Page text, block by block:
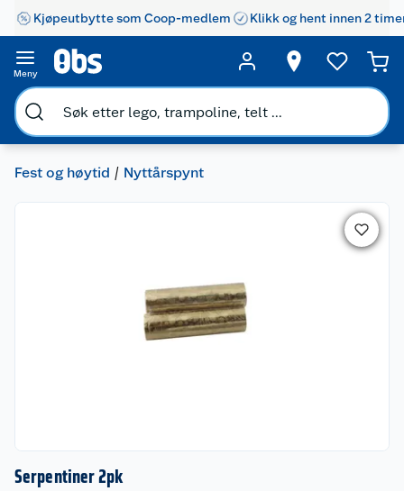
Kjøpeutbytte som Coop-medlem Klikk og hent innen 2
Meny
Fest og høytid Nyttårspynt
Serpentiner 2pk